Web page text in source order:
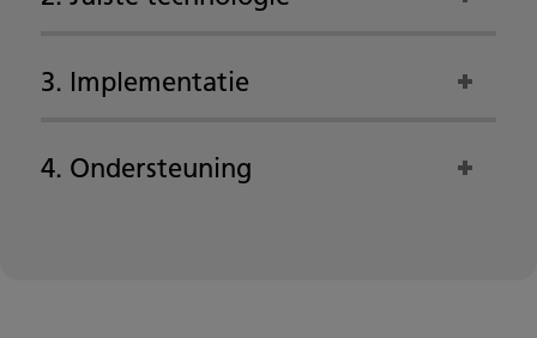
3. Implementatie
4. Ondersteuning